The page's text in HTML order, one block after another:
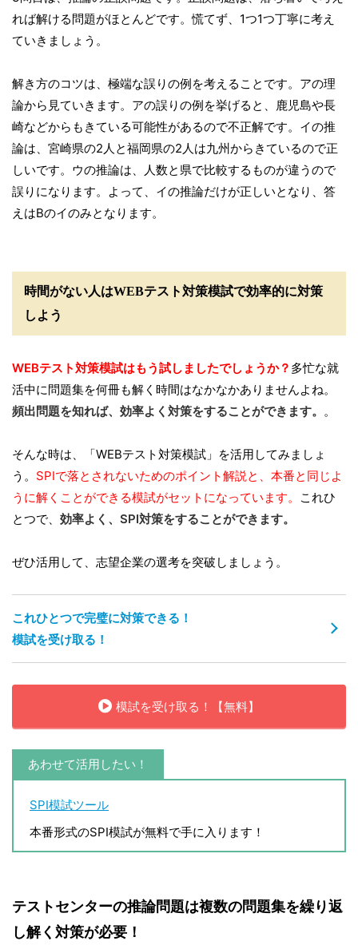
れば解ける問題がほとんどです。慌てず、1つ1つ丁寧に考え
ていきましょう。
解き方のコツは、極端な誤りの例を考えることです。アの理
論から見ていきます。アの誤りの例を挙げると、鹿児島や長
崎などからもきている可能性があるので不正解です。イの推
論は、宮崎県の2人と福岡県の2人は九州からきているので正
しいです。ウの推論は、人数と県で比較するものが違うので
誤りになります。よって、イの推論だけが正しいとなり、答
えはBのイのみとなります。
時間がない人はWEBテスト対策模試で効率的に対策
しよう
WEBテスト対策模試はもう試しましたでしょうか？ 多忙な就
活中に問題集を何冊も解く時間はなかなかありませんよね。
頻出問題を知れば、効率よく対策をすることができます。 。
そんな時は、「WEBテスト対策模試」を活用してみましょ
う。 SPIで落とされないためのポイント解説と、本番と同じよ
うに解くことができる模試がセットになっています。
これひ
とつで、 効率よく、SPI対策をすることができます。
ぜひ活用して、志望企業の選考を突破しましょう。
これひとつで完璧に対策できる！
模試を受け取る！
模試を受け取る！【無料】
あわせて活用したい！
SPI模試ツール
本番形式のSPI模試が無料で手に入ります！
テストセンターの推論問題は複数の問題集を繰り返
し解く対策が必要！